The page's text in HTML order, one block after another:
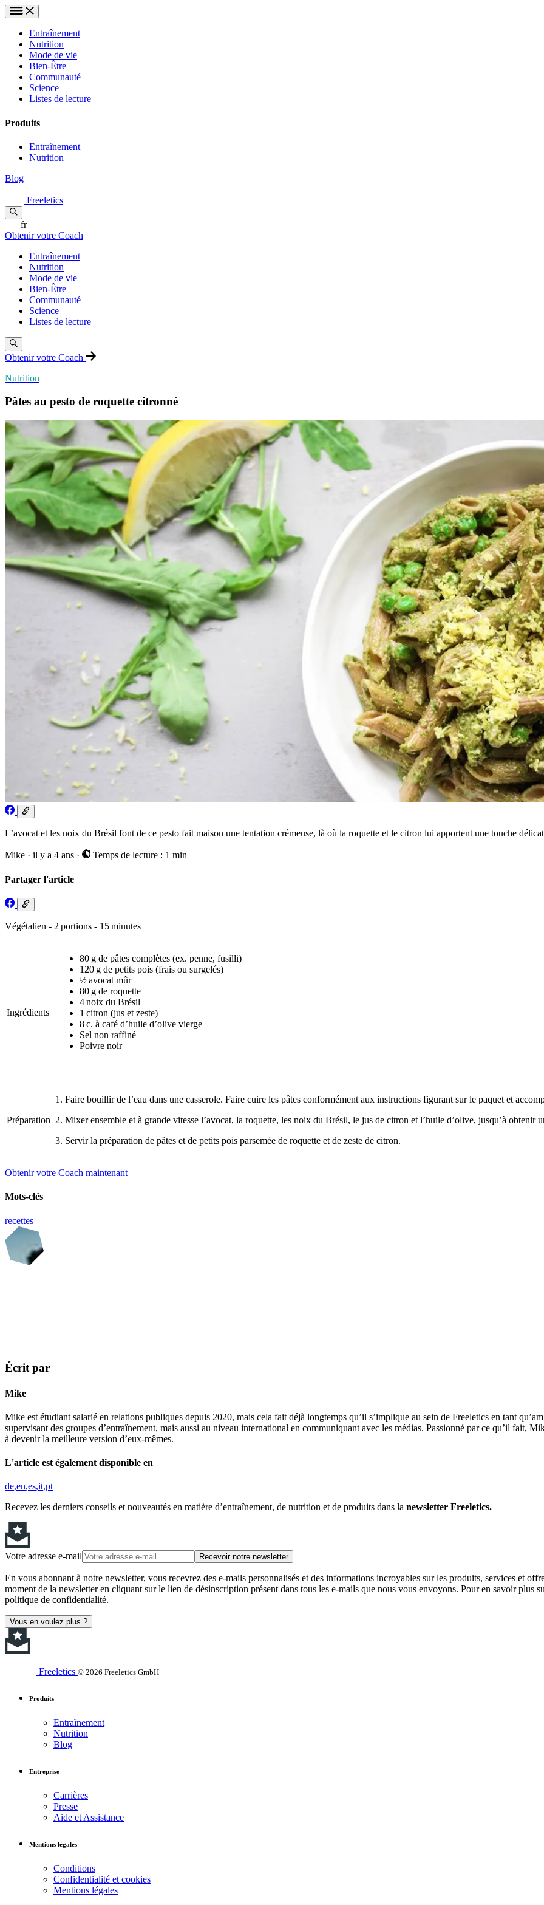
Entraînement
Nutrition
Mode de vie
Bien-Être
Communauté
Science
Listes de lecture
Produits
Entraînement
Nutrition
Blog
Freeletics
fr
Obtenir votre Coach
Entraînement
Nutrition
Mode de vie
Bien-Être
Communauté
Science
Listes de lecture
Obtenir votre Coach
Nutrition
Pâtes au pesto de roquette citronné
L’avocat et les noix du Brésil font de ce pesto fait maison une tentation crémeuse, là où la roquette et le citron lui apportent une touche
Mike · il y a 4 ans · Temps de lecture : 1 min
Partager l'article
Végétalien - 2 portions - 15 minutes
Ingrédients
80 g de pâtes complètes (ex. penne, fusilli)
120 g de petits pois (frais ou surgelés)
½ avocat mûr
80 g de roquette
4 noix du Brésil
1 citron (jus et zeste)
8 c. à café d’huile d’olive vierge
Sel non raffiné
Poivre noir
Préparation
1. Faire bouillir de l’eau dans une casserole. Faire cuire les pâtes conformément aux instructions figurant sur le paquet et
2. Mixer ensemble et à grande vitesse l’avocat, la roquette, les noix du Brésil, le jus de citron et l’huile d’olive, jusqu’à obtenir
3. Servir la préparation de pâtes et de petits pois parsemée de roquette et de zeste de citron.
Obtenir votre Coach maintenant
Mots-clés
recettes
Écrit par
Mike
Mike est étudiant salarié en relations publiques depuis 2020, mais cela fait déjà longtemps qu’il s’implique au sein de Freeletics en tant
supervisant des groupes d’entraînement, mais aussi au niveau international en communiquant avec les médias. Passionné par ce qu’il fait,
à devenir la meilleure version d’eux-mêmes.
L'article est également disponible en
de en es it pt
Recevez les derniers conseils et nouveautés en matière d’entraînement, de nutrition et de produits dans la newsletter Freeletics.
Votre adresse e-mail Recevoir notre newsletter
En vous abonnant à notre newsletter, vous recevrez des e-mails personnalisés et des informations incroyables sur les produits, services et
moment de la newsletter en cliquant sur le lien de désinscription présent dans tous les e-mails que nous vous envoyons. Pour en savoir plus
politique de confidentialité.
Vous en voulez plus ?
Freeletics © 2026 Freeletics GmbH
Produits
Entraînement
Nutrition
Blog
Entreprise
Carrières
Presse
Aide et Assistance
Mentions légales
Conditions
Confidentialité et cookies
Mentions légales